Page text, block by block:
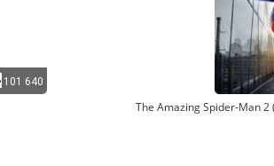
101 640
The Amazing Spider-Man